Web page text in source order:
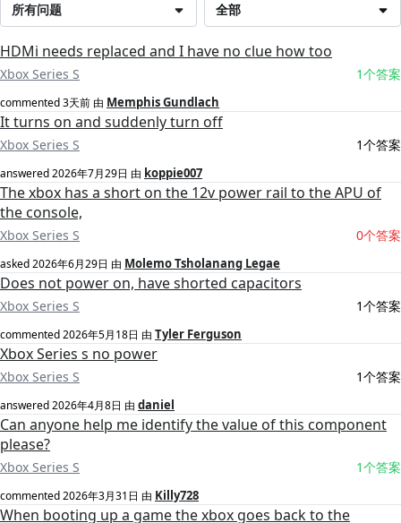
全部
所有问题
HDMi needs replaced and I have no clue how too
Xbox Series S 1个答案
commented3天前 由 Memphis Gundlach
It turns on and suddenly turn off
Xbox Series S 1个答案
answered2026年7月29日 由 koppie007
The xbox has a short on the 12v power rail to the APU of
the console,
Xbox Series S 0个答案
asked2026年6月29日 由 Molemo Tsholanang Legae
Does not power on, have shorted capacitors
Xbox Series S 1个答案
commented2026年5月18日 由 Tyler Ferguson
Xbox Series s no power
Xbox Series S 1个答案
answered2026年4月8日 由 daniel
Can anyone help me identify the value of this component
please?
Xbox Series S 1个答案
commented2026年3月31日 由 Killy728
When booting up a game the xbox goes back to the